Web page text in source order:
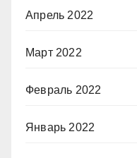
Апрель 2022
Март 2022
Февраль 2022
Январь 2022